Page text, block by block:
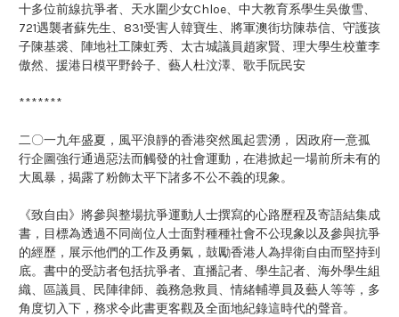
十多位前線抗爭者、天水圍少女Chloe、中大教育系學生吳傲雪、
721遇襲者蘇先生、831受害人韓寶生、將軍澳街坊陳恭信、守護孩
子陳基裘、陣地社工陳虹秀、太古城議員趙家賢、理大學生校董李
傲然、援港日模平野鈴子、藝人杜汶澤、歌手阮民安
*******
二〇一九年盛夏，風平浪靜的香港突然風起雲湧， 因政府一意孤
行企圖強行通過惡法而觸發的社會運動，在港掀起一場前所未有的
大風暴，揭露了粉飾太平下諸多不公不義的現象。
《致自由》將參與整場抗爭運動人士撰寫的心路歷程及寄語結集成
書，目標為透過不同崗位人士面對種種社會不公現象以及參與抗爭
的經歷，展示他們的工作及勇氣，鼓勵香港人為捍衛自由而堅持到
底。書中的受訪者包括抗爭者、直播記者、學生記者、海外學生組
織、區議員、民陣律師、義務急救員、情緒輔導員及藝人等等，多
角度切入下，務求令此書更客觀及全面地紀錄這時代的聲音。